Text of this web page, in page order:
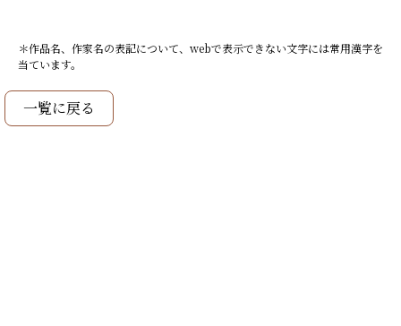
＊作品名、作家名の表記について、webで表示できない文字には常用漢字を
当ています。
一覧に戻る